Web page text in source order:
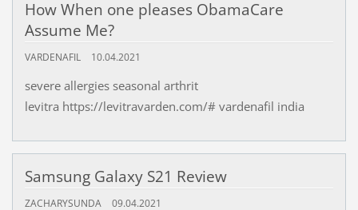
How When one pleases ObamaCare
Assume Me?
VARDENAFIL 10.04.2021
severe allergies seasonal arthrit
levitra https://levitravarden.com/# vardenafil india
Samsung Galaxy S21 Review
ZACHARYSUNDA 09.04.2021